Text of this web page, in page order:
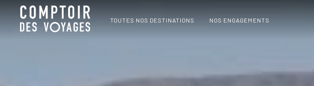
TOUTES NOS DESTINATIONS NOS ENGAGEMENTS